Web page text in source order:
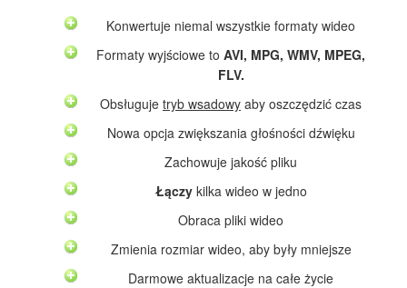
Konwertuje niemal wszystkie formaty wideo
Formaty wyjściowe to AVI, MPG, WMV, MPEG,
FLV.
Obsługuje tryb wsadowy aby oszczędzić czas
Nowa opcja zwiększania głośności dźwięku
Zachowuje jakość pliku
Łączykilka wideo w jedno
Obraca pliki wideo
Zmienia rozmiar wideo, aby były mniejsze
Darmowe aktualizacje na całe życie